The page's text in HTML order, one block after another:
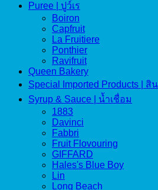
Puree | ปูว์เร
Boiron
Capfruit
La Fruitiere
Ponthier
Ravifruit
Queen Bakery
Special Imported Products | สิ
Syrup & Sauce | น้ำเชื่อม
1883
Davinci
Fabbri
Fruit Flovouring
GIFFARD
Hales's Blue Boy
Lin
Long Beach